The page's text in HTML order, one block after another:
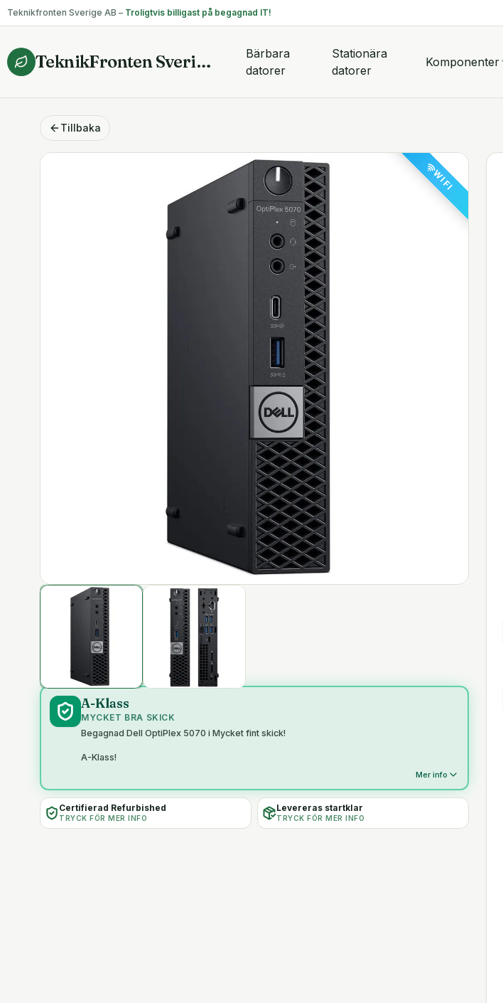
Teknikfronten Sverige AB – Troligtvis billigast på begagnad IT!
TeknikFronten Sverige AB
Bärbara
datorer
Stationära
datorer
Komponenter
Tillbaka
WIFI
A-Klass
MYCKET BRA SKICK
Begagnad Dell OptiPlex 5070 i Mycket fint skick!
A-Klass!
Mer info
Certifierad Refurbished
TRYCK FÖR MER INFO
Levereras startklar
TRYCK FÖR MER INFO